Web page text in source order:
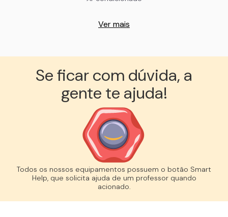
Ver mais
Se ficar com dúvida, a
gente te ajuda!︎
Todos os nossos equipamentos possuem o botão Smart
Help, que solicita ajuda de um professor quando
acionado.